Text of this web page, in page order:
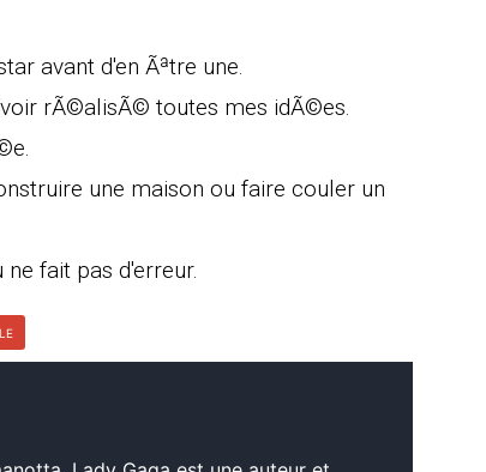
avant d'en Ãªtre une.
rÃ©alisÃ© toutes mes idÃ©es.
une maison ou faire couler un
fait pas d'erreur.